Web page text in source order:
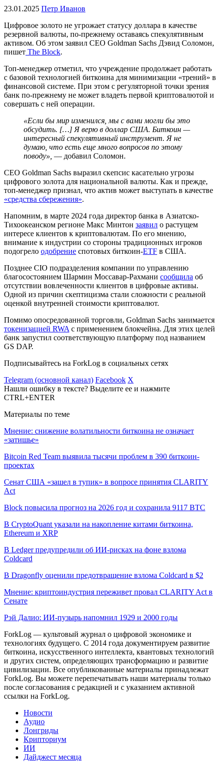
23.01.2025 Петр Иванов
Цифровое золото не угрожает статусу доллара в качестве
резервной валюты, по-прежнему оставаясь спекулятивным
активом. Об этом заявил CEO Goldman Sachs Дэвид Соломон,
пишет The Block.
Топ-менеджер отметил, что учреждение продолжает работать
с базовой технологией биткоина для минимизации «трений» в
финансовой системе. При этом с регуляторной точки зрения
банк по-прежнему не может владеть первой криптовалютой и
совершать с ней операции.
«Если бы мир изменился, мы с вами могли бы это
обсудить. […] Я верю в доллар США. Биткоин —
интересный спекулятивный инструмент. Я не
думаю, что есть еще много вопросов по этому
поводу», — добавил Соломон.
CEO Goldman Sachs выразил скепсис касательно угрозы
цифрового золота для национальной валюты. Как и прежде,
топ-менеджер признал, что актив может выступать в качестве
«средства сбережения».
Напомним, в марте 2024 года директор банка в Азиатско-
Тихоокеанском регионе Макс Минтон заявил о растущем
интересе клиентов к криптовалютам. По его мнению,
внимание к индустрии со стороны традиционных игроков
подогрело одобрение спотовых биткоин-ETF в США.
Позднее CIO подразделения компании по управлению
благосостоянием Шармин Моссавар-Рахмани сообщила об
отсутствии вовлеченности клиентов в цифровые активы.
Одной из причин скептицизма стали сложности с реальной
оценкой внутренней стоимости криптовалют.
Помимо опосредованной торговли, Goldman Sachs занимается
токенизацией RWA с применением блокчейна. Для этих целей
банк запустил соответствующую платформу под названием
GS DAP.
Подписывайтесь на ForkLog в социальных сетях
Telegram (основной канал) Facebook X
Нашли ошибку в тексте? Выделите ее и нажмите
CTRL+ENTER
Материалы по теме
Мнение: снижение волатильности биткоина не означает
«затишье»
Bitcoin Red Team выявила тысячи проблем в 390 биткоин-
проектах
Сенат США «зашел в тупик» в вопросе принятия CLARITY
Act
Block повысила прогноз на 2026 год и сохранила 9117 BTC
В CryptoQuant указали на накопление китами биткоина,
Ethereum и XRP
В Ledger предупредили об ИИ-рисках на фоне взлома
Coldcard
В Dragonfly оценили предотвращение взлома Coldcard в $2
Мнение: криптоиндустрия переживет провал CLARITY Act в
Сенате
Рэй Далио: ИИ-пузырь напомнил 1929 и 2000 годы
ForkLog — культовый журнал о цифровой экономике и
технологиях будущего. С 2014 года документируем развитие
биткоина, искусственного интеллекта, квантовых технологий
и других систем, определяющих трансформацию и развитие
цивилизации. Все опубликованные материалы принадлежат
ForkLog. Вы можете перепечатывать наши материалы только
после согласования с редакцией и с указанием активной
ссылки на ForkLog.
Новости
Аудио
Лонгриды
Крипториум
ИИ
Дайджест месяца